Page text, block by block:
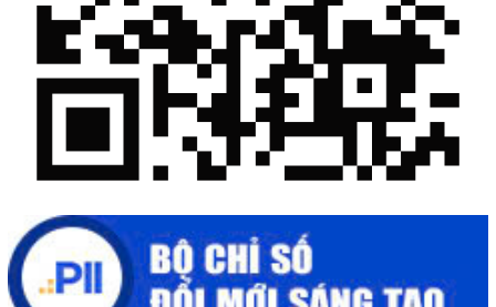
Đắk Lắk xây dựng kịch bản tăng trưởng kinh tế - xã hội năm
2025 đạt 8% trở lên
Thuột, giải phóng tỉnh Đắk Lắk (10/3/1975 - 10/3/2025)"